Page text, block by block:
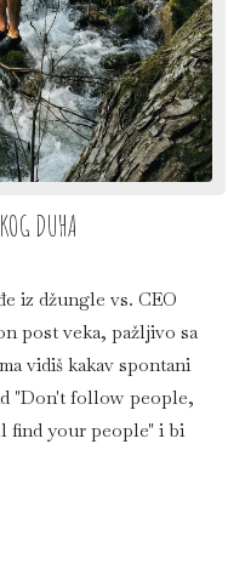
DUHA
iz džungle vs. CEO
post veka, pažljivo sa
vidiš kakav spontani
"Don't follow people,
find your people" i bi